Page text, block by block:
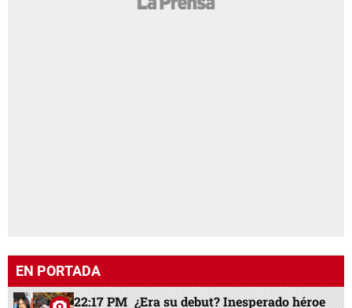
EN PORTADA
22:17 PM ¿Era su debut? Inesperado héroe